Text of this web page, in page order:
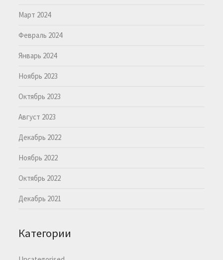
Март 2024
Февраль 2024
Январь 2024
Ноябрь 2023
Октябрь 2023
Август 2023
Декабрь 2022
Ноябрь 2022
Октябрь 2022
Декабрь 2021
Категории